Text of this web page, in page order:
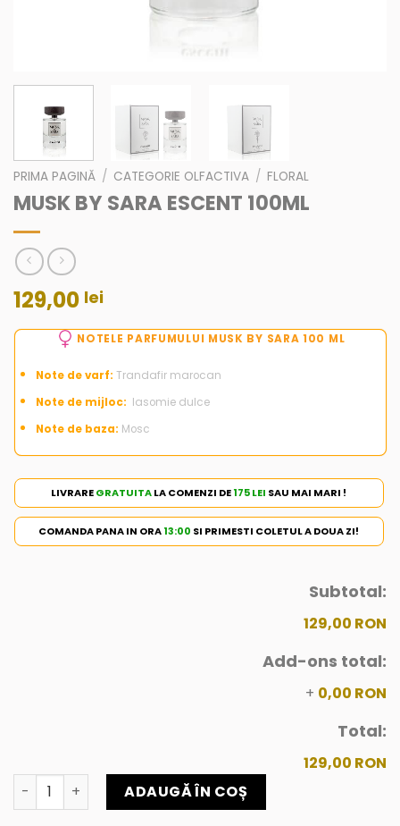
PRIMA PAGINĂ / CATEGORIE OLFACTIVA / FLORAL
MUSK BY SARA ESCENT 100ML
129,00 lei
NOTELE PARFUMULUI MUSK BY SARA 100 ML
Note de varf:Trandafir marocan
Note de mijloc: Iasomie dulce
Note de baza: Mosc
LIVRAREGRATUITALA COMENZI DE175 LEI SAU MAI MARI !
COMANDA PANA IN ORA13:00 SI PRIMESTI COLETUL A DOUA ZI!
Subtotal:
129,00 RON
Add-ons total:
+ 0,00 RON
Total:
129,00 RON
Cantitate MUSK BY SARA ESCENT 100ML
ADAUGĂ ÎN COȘ